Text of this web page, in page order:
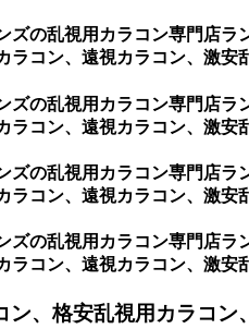
ズの乱視用カラコン専門店ラ
ラコン、遠視カラコン、激
ズの乱視用カラコン専門店ラ
ラコン、遠視カラコン、激
ズの乱視用カラコン専門店ラ
ラコン、遠視カラコン、激
ズの乱視用カラコン専門店ラ
ラコン、遠視カラコン、激
ン、格安乱視用カラコ